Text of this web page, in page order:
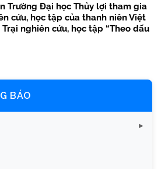
Trường Đại học Thủy lợi tham gia
cứu, học tập của thanh niên Việt
nghiên cứu, học tập “Theo dấu
BÁO